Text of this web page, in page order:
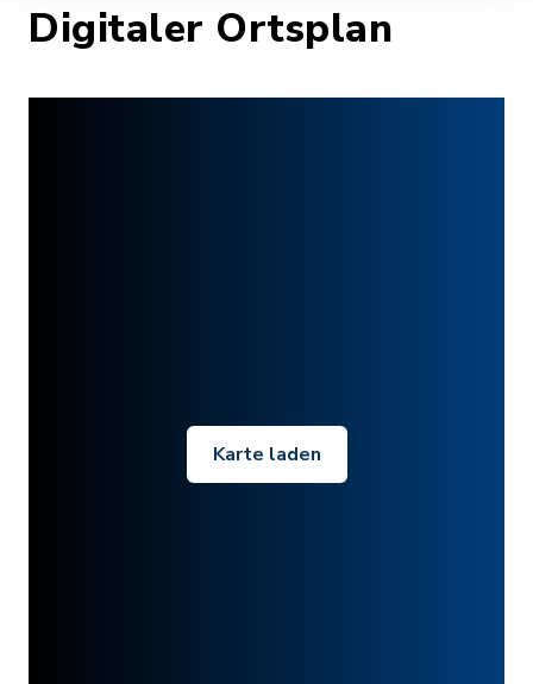
Digitaler Ortsplan
Karte laden